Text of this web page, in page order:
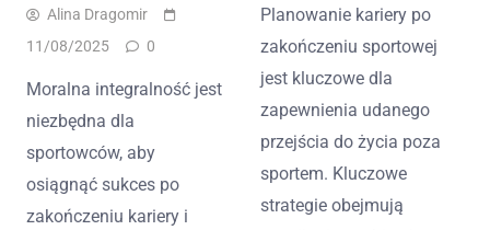
Alina Dragomir
11/08/2025
0
Moralna integralność jest
niezbędna dla
sportowców, aby
osiągnąć sukces po
zakończeniu kariery i
Planowanie kariery po
zakończeniu sportowej
jest kluczowe dla
zapewnienia udanego
przejścia do życia poza
sportem. Kluczowe
strategie obejmują